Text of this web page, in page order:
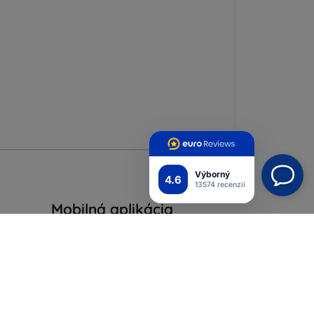
4.6 Výborný
13574 recenzií
Mobilná aplikácia